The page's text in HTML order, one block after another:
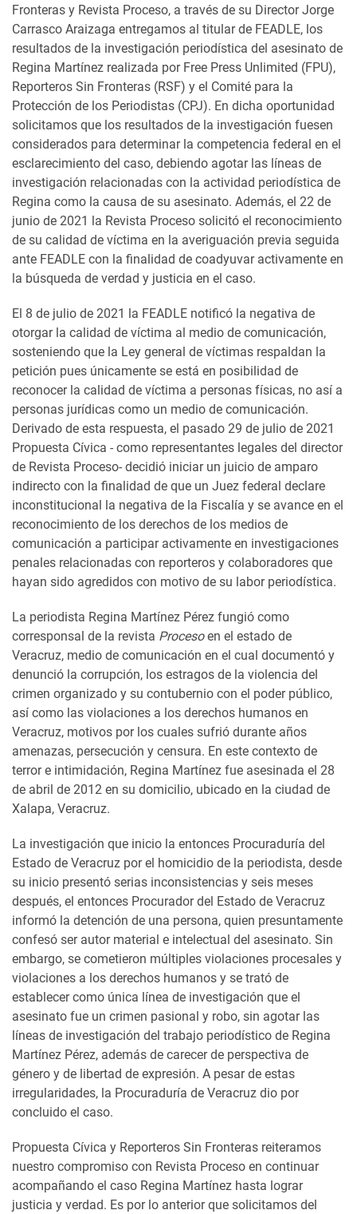
Fronteras y Revista Proceso, a través de su Director Jorge
Carrasco Araizaga entregamos al titular de FEADLE, los
resultados de la investigación periodística del asesinato de
Regina Martínez realizada por Free Press Unlimited (FPU),
Reporteros Sin Fronteras (RSF) y el Comité para la
Protección de los Periodistas (CPJ). En dicha oportunidad
solicitamos que los resultados de la investigación fuesen
considerados para determinar la competencia federal en el
esclarecimiento del caso, debiendo agotar las líneas de
investigación relacionadas con la actividad periodística de
Regina como la causa de su asesinato. Además, el 22 de
junio de 2021 la Revista Proceso solicitó el reconocimiento
de su calidad de víctima en la averiguación previa seguida
ante FEADLE con la finalidad de coadyuvar activamente en
la búsqueda de verdad y justicia en el caso.
El 8 de julio de 2021 la FEADLE notificó la negativa de
otorgar la calidad de víctima al medio de comunicación,
sosteniendo que la Ley general de víctimas respaldan la
petición pues únicamente se está en posibilidad de
reconocer la calidad de víctima a personas físicas, no así a
personas jurídicas como un medio de comunicación.
Derivado de esta respuesta, el pasado 29 de julio de 2021
Propuesta Cívica - como representantes legales del director
de Revista Proceso- decidió iniciar un juicio de amparo
indirecto con la finalidad de que un Juez federal declare
inconstitucional la negativa de la Fiscalía y se avance en el
reconocimiento de los derechos de los medios de
comunicación a participar activamente en investigaciones
penales relacionadas con reporteros y colaboradores que
hayan sido agredidos con motivo de su labor periodística.
La periodista Regina Martínez Pérez fungió como
corresponsal de la revista Proceso en el estado de
Veracruz, medio de comunicación en el cual documentó y
denunció la corrupción, los estragos de la violencia del
crimen organizado y su contubernio con el poder público,
así como las violaciones a los derechos humanos en
Veracruz, motivos por los cuales sufrió durante años
amenazas, persecución y censura. En este contexto de
terror e intimidación, Regina Martínez fue asesinada el 28
de abril de 2012 en su domicilio, ubicado en la ciudad de
Xalapa, Veracruz.
La investigación que inicio la entonces Procuraduría del
Estado de Veracruz por el homicidio de la periodista, desde
su inicio presentó serias inconsistencias y seis meses
después, el entonces Procurador del Estado de Veracruz
informó la detención de una persona, quien presuntamente
confesó ser autor material e intelectual del asesinato. Sin
embargo, se cometieron múltiples violaciones procesales y
violaciones a los derechos humanos y se trató de
establecer como única línea de investigación que el
asesinato fue un crimen pasional y robo, sin agotar las
líneas de investigación del trabajo periodístico de Regina
Martínez Pérez, además de carecer de perspectiva de
género y de libertad de expresión. A pesar de estas
irregularidades, la Procuraduría de Veracruz dio por
concluido el caso.
Propuesta Cívica y Reporteros Sin Fronteras reiteramos
nuestro compromiso con Revista Proceso en continuar
acompañando el caso Regina Martínez hasta lograr
justicia y verdad. Es por lo anterior que solicitamos del